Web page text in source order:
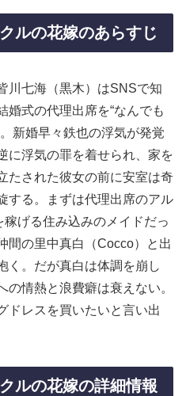
ルの花嫁のあらすじ
川七海（黒木）はSNSで知
婚式の代理出席を“なんでも
新婚早々鉄也の浮気が発覚
に浮気の罪を着せられ、家を
たされた彼女の前に安室は奇
する。まずは代理出席のアル
げる住み込みのメイドだっ
間の里中真白（Cocco）と出
く。だが真白は体調を崩し
の情熱と浪費癖は衰えない。
ドレスを買いたいと言い出
ルの花嫁の詳細情報